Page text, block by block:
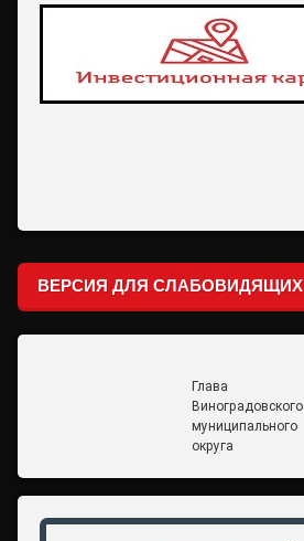
ВЕРСИЯ ДЛЯ СЛАБОВИДЯЩИХ
Глава
Виноградовского
муниципального
округа